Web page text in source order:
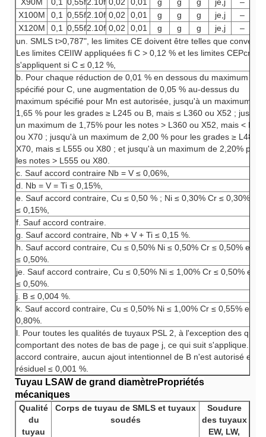
X100M
0,1 0,55f2.10f 0,02 0,01 g g g je,j –
X120M
0,1 0,55f2.10f 0,02 0,01 g g g je,j –
un. SMLS t>0,787", les limites CE doivent être telles que
Les limites CEIIW appliquées fi C > 0,12 % et les limites CEPcm
s'appliquent si C ≤ 0,12 %,
b. Pour chaque réduction de 0,01 % en dessous du maximum
spécifié pour C, une augmentation de 0,05 % au-dessus du
maximum spécifié pour Mn est autorisée, jusqu'à un maximum de
1,65 % pour les grades ≥ L245 ou B, mais ≤ L360 ou X52 ; jusqu'à
un maximum de 1,75% pour les notes > L360 ou X52, mais <
ou X70 ; jusqu'à un maximum de 2,00 % pour les grades ≥ L485
X70, mais ≤ L555 ou X80 ; et jusqu'à un maximum de 2,20% pour
les notes > L555 ou X80.
c. Sauf accord contraire Nb = V ≤ 0,06%,
d. Nb = V = Ti ≤ 0,15%,
e. Sauf accord contraire, Cu ≤ 0,50 % ; Ni ≤ 0,30% Cr ≤ 0,30% et
≤ 0,15%,
f. Sauf accord contraire.
g. Sauf accord contraire, Nb + V + Ti ≤ 0,15 %.
h. Sauf accord contraire, Cu ≤ 0,50% Ni ≤ 0,50% Cr ≤ 0,50% et
≤ 0,50%.
je. Sauf accord contraire, Cu ≤ 0,50% Ni ≤ 1,00% Cr ≤ 0,50% et
≤ 0,50%.
j. B ≤ 0,004 %.
k. Sauf accord contraire, Cu ≤ 0,50% Ni ≤ 1,00% Cr ≤ 0,55% et
0,80%.
l. Pour toutes les qualités de tuyaux PSL 2, à l'exception des
comportant des notes de bas de page j, ce qui suit s'applique.
accord contraire, aucun ajout intentionnel de B n'est autorisé et le
résiduel ≤ 0,001 %.
Tuyau LSAW de grand diamètrePropriétés
mécaniques
Qualité
du
tuyau
Corps de tuyau de SMLS et tuyaux
soudés
Soudure
des tuyaux
EW, LW,